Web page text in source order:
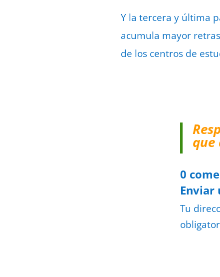
Y la tercera y última
acumula mayor
de los centros de
que
0
Enviar
Tu